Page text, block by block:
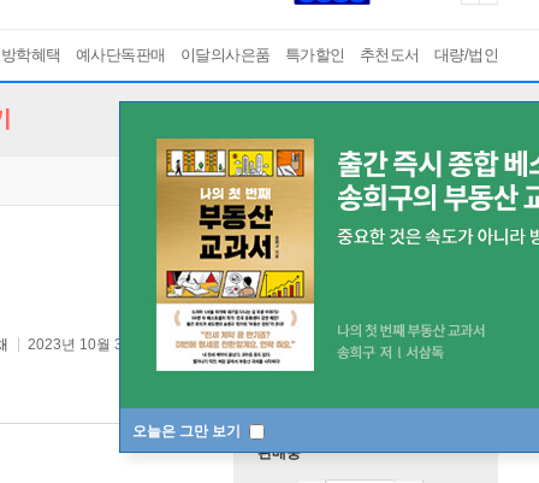
학혜택 예사단독판매 이달의사은품 특가할인 추천도서 대량/법인
오늘은 그만 보기
2023년 10월 30일
판매중